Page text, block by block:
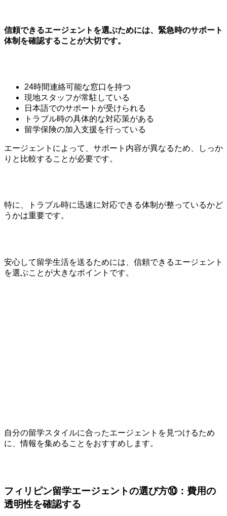
信頼できるエージェントを選ぶためには、緊急時のサポート
体制を確認することが大切です。
24時間連絡可能な窓口を持つ
現地スタッフが常駐している
日本語でのサポートが受けられる
トラブル時の具体的な対応策がある
留学保険の加入支援を行っている
エージェントによって、サポート内容が異なるため、しっか
りと比較することが必要です。
特に、トラブル時に迅速に対応できる体制が整っているかど
うかは重要です。
安心して留学生活を送るためには、信頼できるエージェント
を選ぶことが大きなポイントです。
自分の留学スタイルに合ったエージェントを見つけるため
に、情報を集めることをおすすめします。
フィリピン留学エージェントの選び方⑩：費用の
透明性を確認する